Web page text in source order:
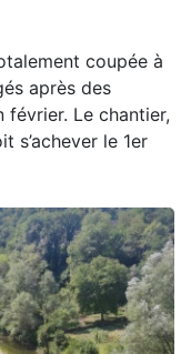
coupée à
après des
février. Le chantier,
s’achever le 1er